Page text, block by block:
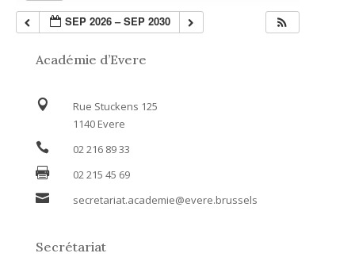
SEP 2026 – SEP 2030
Académie d’Evere

Rue Stuckens 125
1140 Evere
 02 216 89 33
 02 215 45 69
 secretariat.academie@evere.brussels
Secrétariat